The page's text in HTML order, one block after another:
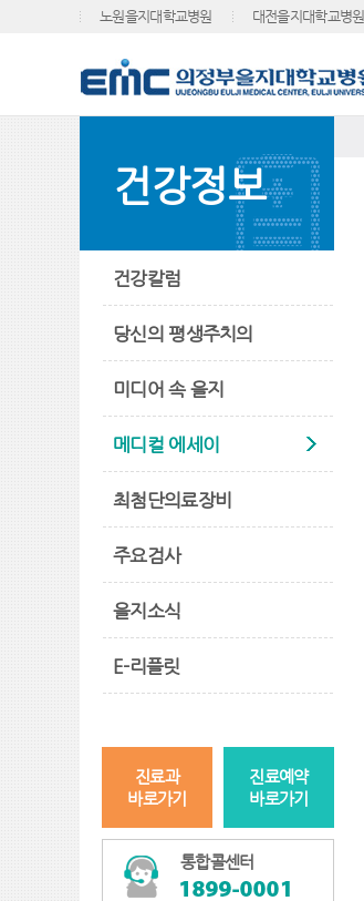
노원을지대학교병원 대전을지대학교병원
건강정보
건강칼럼
당신의 평생주치의
미디어 속 을지
메디컬 에세이
최첨단의료장비
주요검사
을지소식
E-리플릿
진료과
바로가기
진료예약
바로가기
통합콜센터